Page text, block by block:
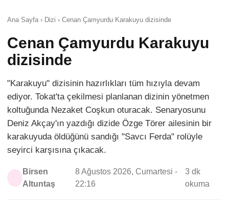
Ana Sayfa › Dizi › Cenan Çamyurdu Karakuyu dizisinde
Cenan Çamyurdu Karakuyu
dizisinde
"Karakuyu" dizisinin hazırlıkları tüm hızıyla devam
ediyor. Tokat'ta çekilmesi planlanan dizinin yönetmen
koltuğunda Nezaket Coşkun oturacak. Senaryosunu
Deniz Akçay'ın yazdığı dizide Özge Törer ailesinin bir
karakuyuda öldüğünü sandığı "Savcı Ferda" rolüyle
seyirci karşısına çıkacak.
Birsen
Altuntaş
8 Ağustos 2026, Cumartesi -
22:16
3 dk
okuma